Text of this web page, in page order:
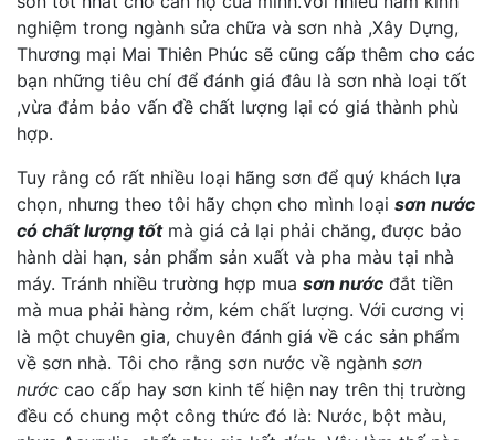
nghiệm trong ngành sửa chữa và sơn nhà ,Xây Dựng,
Thương mại Mai Thiên Phúc sẽ cũng cấp thêm cho các
bạn những tiêu chí để đánh giá đâu là sơn nhà loại tốt
,vừa đảm bảo vấn đề chất lượng lại có giá thành phù
hợp.
Tuy rằng có rất nhiều loại hãng sơn để quý khách lựa
chọn, nhưng theo tôi hãy chọn cho mình loại sơn nước
có chất lượng tốtmà giá cả lại phải chăng, được bảo
hành dài hạn, sản phẩm sản xuất và pha màu tại nhà
máy. Tránh nhiều trường hợp mua sơn nước đắt tiền
mà mua phải hàng rởm, kém chất lượng. Với cương vị
là một chuyên gia, chuyên đánh giá về các sản phẩm
về sơn nhà. Tôi cho rằng sơn nước về ngành sơn
nước cao cấp hay sơn kinh tế hiện nay trên thị trường
đều có chung một công thức đó là: Nước, bột màu,